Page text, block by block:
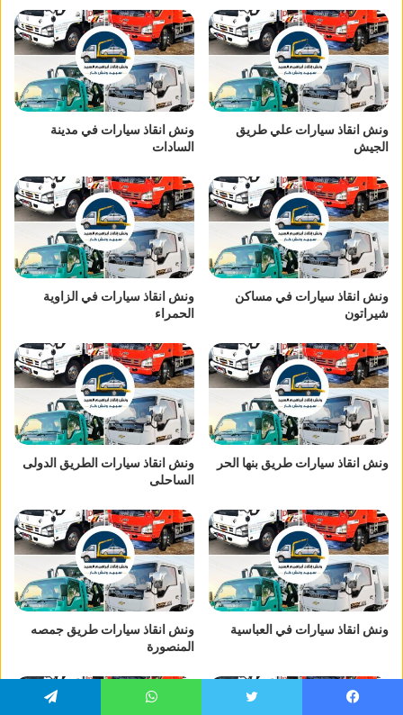
ونش انقاذ سيارات علي طريق
الجيش
ونش انقاذ سيارات في مدينة
السادات
ونش انقاذ سيارات في مساكن
شيراتون
ونش انقاذ سيارات في الزاوية
الحمراء
ونش انقاذ سيارات طريق بنها الحر
ونش انقاذ سيارات الطريق الدولى
الساحلى
ونش انقاذ سيارات في العباسية
ونش انقاذ سيارات طريق جمصه
المنصورة